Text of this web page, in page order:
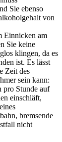
Sie ebenso
von
Einnicken am
Sie keine
klingen, da es
ist. Es lässt
Zeit des
sein kann:
Stunde auf
einschläft,
bremsende
nicht